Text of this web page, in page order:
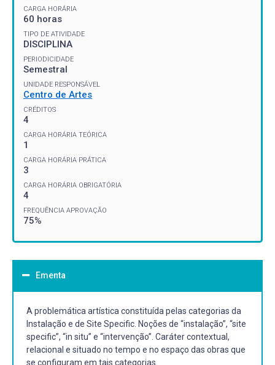
CARGA HORÁRIA
60 horas
TIPO DE ATIVIDADE
DISCIPLINA
PERIODICIDADE
Semestral
UNIDADE RESPONSÁVEL
Centro de Artes
CRÉDITOS
4
CARGA HORÁRIA TEÓRICA
1
CARGA HORÁRIA PRÁTICA
3
CARGA HORÁRIA OBRIGATÓRIA
4
FREQUÊNCIA APROVAÇÃO
75%
Ementa
A problemática artística constituída pelas categorias da
Instalação e de Site Specific. Noções de “instalação”, “site
specific”, “in situ” e “intervenção”. Caráter contextual,
relacional e situado no tempo e no espaço das obras que
se configuram em tais categorias.